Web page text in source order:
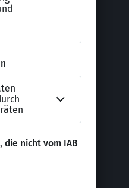
XING Impressum